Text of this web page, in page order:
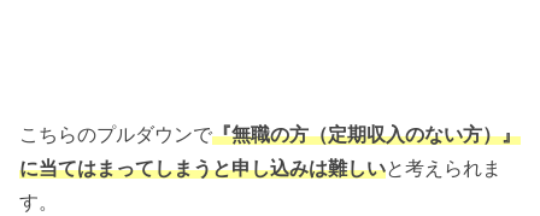
こちらのプルダウンで『無職の方（定期収入のない方）』
に当てはまってしまうと申し込みは難しいと考えられま
す。